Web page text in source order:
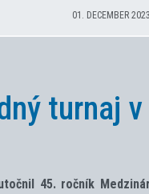
01. DECEMBER 2023
turnaj
45. ročník